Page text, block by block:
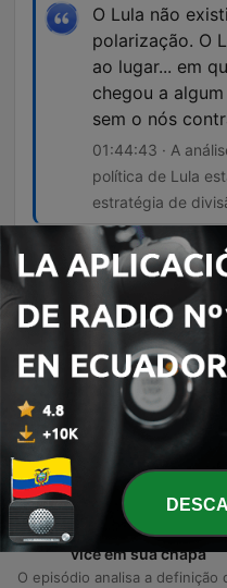
O Lula não
polarização. O
ao lugar... em
chegou a
sem o nós
01:44:43 · A
política de Lula
estratégia de
Episodios
Janja pede
2217 - Moraes concede 48
dados de denúncias
06 ago. 2026
2216 - Flávio Bolsonaro
vice em sua chapa